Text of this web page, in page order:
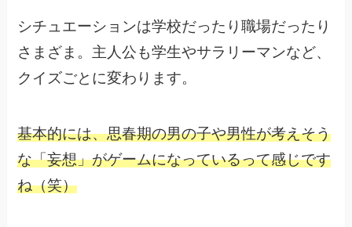
シチュエーションは学校だったり職場だったり
さまざま。 主人公も学生やサラリーマンなど、
クイズごとに変わります。
基本的には、思春期の男の子や男性が考えそう
な「妄想」がゲームになっているって感じです
ね（笑）